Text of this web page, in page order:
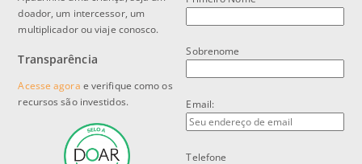
doador, um intercessor, um
multiplicador ou viaje conosco.
Transparência
Acesse agora e verifique como os
recursos são investidos.
Sobrenome
Email:
Telefone